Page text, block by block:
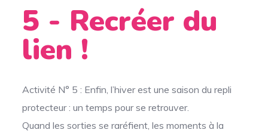
5 - Recréer du
lien !
Activité N° 5 : Enfin, l’hiver est une saison du repli
protecteur : un temps pour se retrouver.
Quand les sorties se raréfient, les moments à la